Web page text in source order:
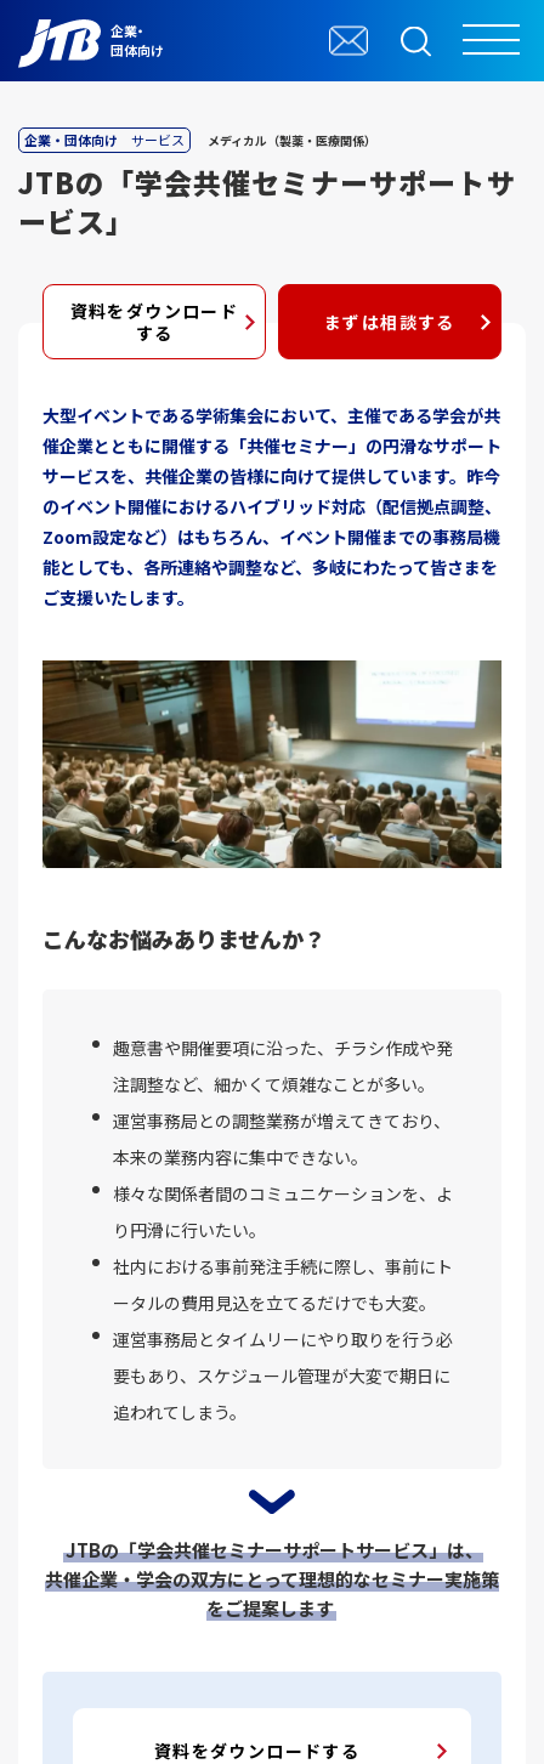
企業・
団体向け
企業・団体向け サービス メディカル（製薬・医療関係）
JTBの「学会共催セミナーサポートサ
ービス」
資料をダウンロード
する
まずは相談する
大型イベントである学術集会において、主催である学会が共
催企業とともに開催する「共催セミナー」の円滑なサポート
サービスを、共催企業の皆様に向けて提供しています。昨今
のイベント開催におけるハイブリッド対応（配信拠点調整、
Zoom設定など）はもちろん、イベント開催までの事務局機
能としても、各所連絡や調整など、多岐にわたって皆さまを
ご支援いたします。
こんなお悩みありませんか？
趣意書や開催要項に沿った、チラシ作成や発
注調整など、細かくて煩雑なことが多い。
運営事務局との調整業務が増えてきており、
本来の業務内容に集中できない。
様々な関係者間のコミュニケーションを、よ
り円滑に行いたい。
社内における事前発注手続に際し、事前にト
ータルの費用見込を立てるだけでも大変。
運営事務局とタイムリーにやり取りを行う必
要もあり、スケジュール管理が大変で期日に
追われてしまう。
JTBの「学会共催セミナーサポートサービス」は、
共催企業・学会の双方にとって理想的なセミナー実施策
をご提案します
資料をダウンロードする